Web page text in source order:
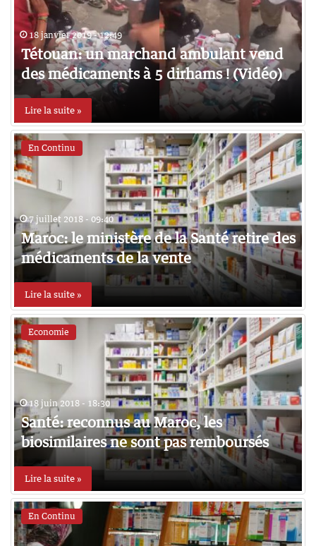
18 janvier 2019 - 12:49
Tétouan: un marchand ambulant vend
des médicaments à 5 dirhams ! (Vidéo)
Lire la suite »
En Continu
7 juillet 2018 - 09:40
Maroc: le ministère de la Santé retire des
médicaments de la vente
Lire la suite »
Economie
18 juin 2018 - 18:30
Santé: reconnus au Maroc, les
biosimilaires ne sont pas remboursés
Lire la suite »
En Continu